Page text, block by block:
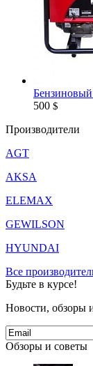
500 $
Производители
AGT
AKSA
ELEMAX
GEWILSON
HYUNDAI
Все
Будьте в курсе!
Новости, обзоры
Обзоры и советы